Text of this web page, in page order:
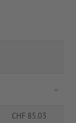
CHF 85.03